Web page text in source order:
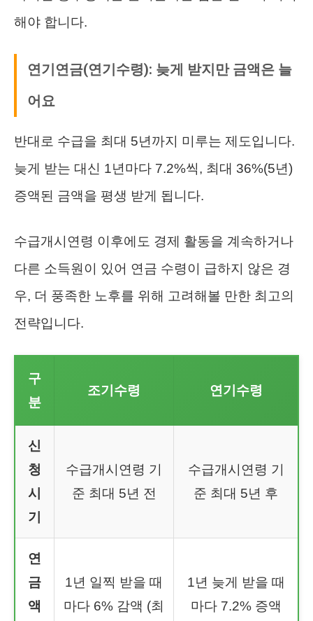
해야 합니다.
연기연금(연기수령): 늦게 받지만 금액은 늘
어요
반대로 수급을 최대 5년까지 미루는 제도입니다.
늦게 받는 대신 1년마다 7.2%씩, 최대 36%(5년)
증액된 금액을 평생 받게 됩니다.
수급개시연령 이후에도 경제 활동을 계속하거나
다른 소득원이 있어 연금 수령이 급하지 않은 경
우, 더 풍족한 노후를 위해 고려해볼 만한 최고의
전략입니다.
구
분
조기수령 연기수령
신
청
시
기
수급개시연령 기
준 최대 5년 전
수급개시연령 기
준 최대 5년 후
연
금
액
1년 일찍 받을 때
마다 6% 감액 (최
1년 늦게 받을 때
마다 7.2% 증액